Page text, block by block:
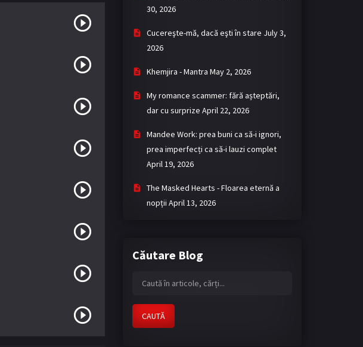
30, 2026
Cucereşte-mă, dacă eşti în stare July 3,
2026
Khemjira - Mantra May 2, 2026
My romance scammer: fără așteptări,
dar cu surprize April 22, 2026
Mandee Work: prea buni ca să-i ignori,
prea imperfecți ca să-i lauzi complet
April 19, 2026
The Masked Hearts - Floarea eternă a
nopții April 13, 2026
Căutare Blog
CAUTĂ